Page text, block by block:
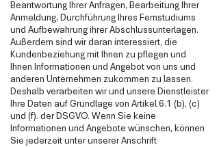
Beantwortung Ihrer Anfragen, Bearbeitung Ihrer
Anmeldung, Durchführung Ihres Fernstudiums
und Aufbewahrung ihrer Abschlussunterlagen.
Außerdem sind wir daran interessiert, die
Kundenbeziehung mit Ihnen zu pflegen und
Ihnen Informationen und Angebot von uns und
anderen Unternehmen zukommen zu lassen.
Deshalb verarbeiten wir und unsere Dienstleister
Ihre Daten auf Grundlage von Artikel 6.1 (b), (c)
und (f). der DSGVO. Wenn Sie keine
Informationen und Angebote wünschen, können
Sie jederzeit unter unserer Anschrift